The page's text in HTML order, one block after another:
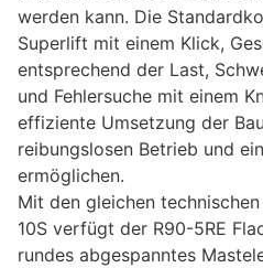
werden kann. Die
Superlift mit einem Klick,
entsprechend der Last,
und Fehlersuche mit einem
effiziente Umsetzung der
reibungslosen Betrieb und
ermöglichen.
Mit den gleichen
10S verfügt der R90-5RE
rundes abgespanntes